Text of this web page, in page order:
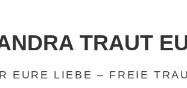
TRAUT
EURE LIEBE – FREIE